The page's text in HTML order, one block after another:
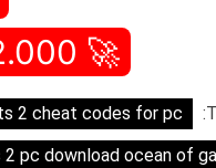
🚀 Full Game Download v+5.22.000 🚀
2 cheat codes for pc
pc download ocean of